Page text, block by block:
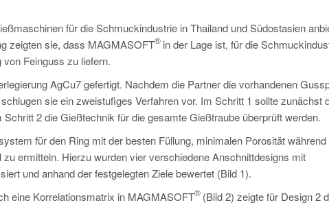
für die Schmuckindustrie in Thailand und Südostasien
zeigten sie, dass MAGMASOFT
®in der Lage ist, für die
Feinguss zu liefern.
AgCu7 gefertigt. Nachdem die Partner die vorhandenen
sie ein zweistufiges Verfahren vor. Im Schritt 1 sollte zunächst
2 die Gießtechnik für die gesamte Gießtraube überprüft werden.
für den Ring mit der besten Füllung, minimalen Porosität während
ermitteln. Hierzu wurden vier verschiedene Anschnittdesigns mit
und anhand der festgelegten Ziele bewertet (Bild 1).
eine Korrelationsmatrix in MAGMASOFT
®(Bild 2) zeigte für Design 2